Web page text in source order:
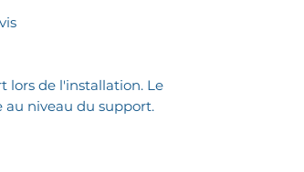
lors de l'installation. Le
au niveau du support.